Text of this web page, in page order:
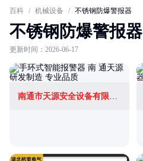
百科 / 机械设备 / 不锈钢防爆警报器
不锈钢防爆警报器
更新时间：2026-06-17
南通市天源安全设备有限公司